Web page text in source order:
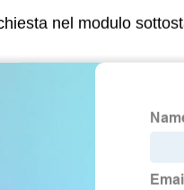
nel modulo